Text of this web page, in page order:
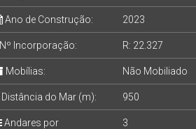
Ano de Construção: 2023
Nº Incorporação: R: 22.327
Mobílias: Não Mobiliado
Distância do Mar (m): 950
Andares por
3